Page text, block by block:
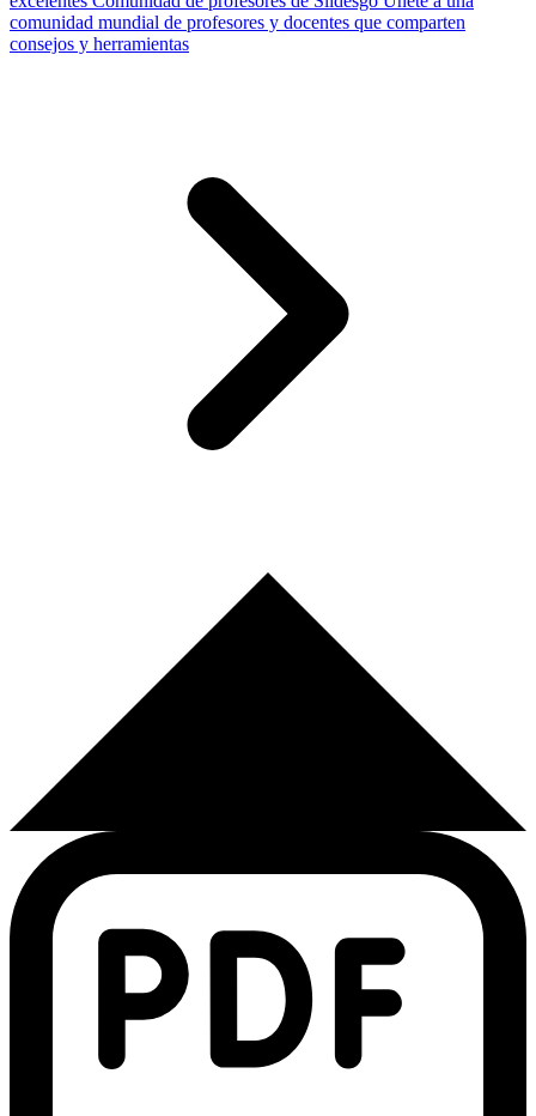
comunidad mundial de profesores y docentes que comparten
consejos y herramientas